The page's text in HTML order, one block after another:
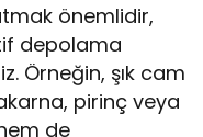
önemlidir,
depolama
Örneğin, şık cam
pirinç veya
de